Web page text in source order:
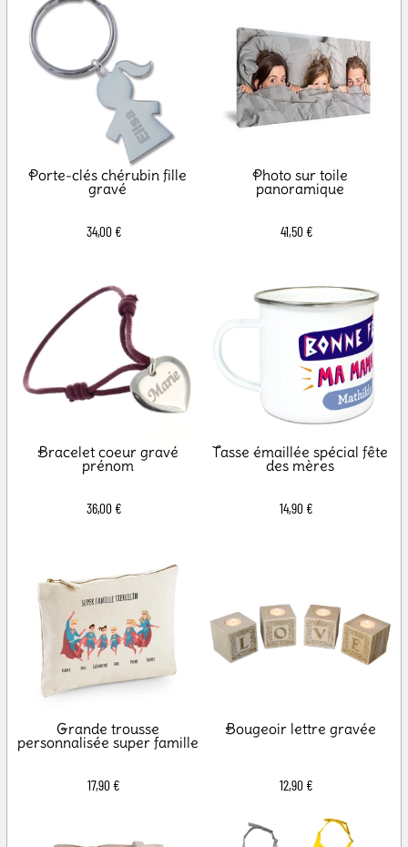
Porte-clés chérubin fille
gravé
34,00 €
Photo sur toile
panoramique
41,50 €
Bracelet coeur gravé
prénom
36,00 €
Tasse émaillée spécial fête
des mères
14,90 €
Grande trousse
personnalisée super famille
17,90 €
Bougeoir lettre gravée
12,90 €